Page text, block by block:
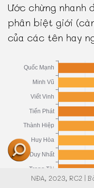
Ước chừng nhanh
phân biệt giới
của các tên hay
NĐA, 2023, RC2 |